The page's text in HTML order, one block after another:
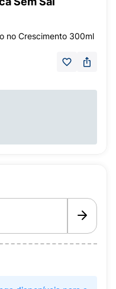
no Crescimento 300ml